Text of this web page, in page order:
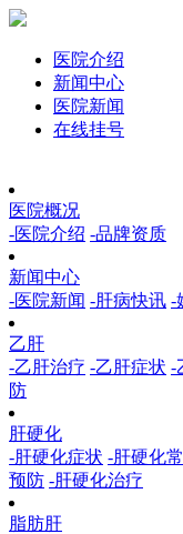
医院介绍
新闻中心
医院新闻
在线挂号
医院概况
-医院介绍 -品牌资质
新闻中心
-医院新闻 -肝病快讯 -
乙肝
-乙肝治疗 -乙肝症状 -
防
肝硬化
-肝硬化症状 -肝硬化
预防 -肝硬化治疗
脂肪肝